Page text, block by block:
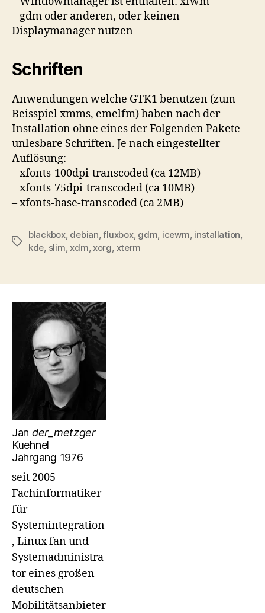
– gdm oder anderen, oder keinen
Displaymanager nutzen
Schriften
Anwendungen welche GTK1 benutzen (zum
Beisspiel xmms, emelfm) haben nach der
Installation ohne eines der Folgenden Pakete
unlesbare Schriften. Je nach eingestellter
Auflösung:
– xfonts-100dpi-transcoded (ca 12MB)
– xfonts-75dpi-transcoded (ca 10MB)
– xfonts-base-transcoded (ca 2MB)
Schlagwörter
blackbox, debian,fluxbox, gdm, icewm, installation,
kde, slim, xdm, xorg, xterm
Jan der_metzger
Kuehnel
Jahrgang 1976
seit 2005
Fachinformatiker
für
Systemintegration
, Linux fan und
Systemadministra
tor eines großen
deutschen
Mobilitätsanbieter